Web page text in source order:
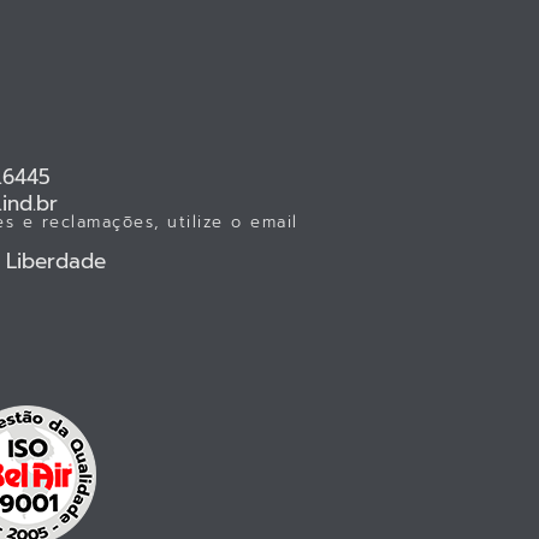
e reclamações, utilize o email